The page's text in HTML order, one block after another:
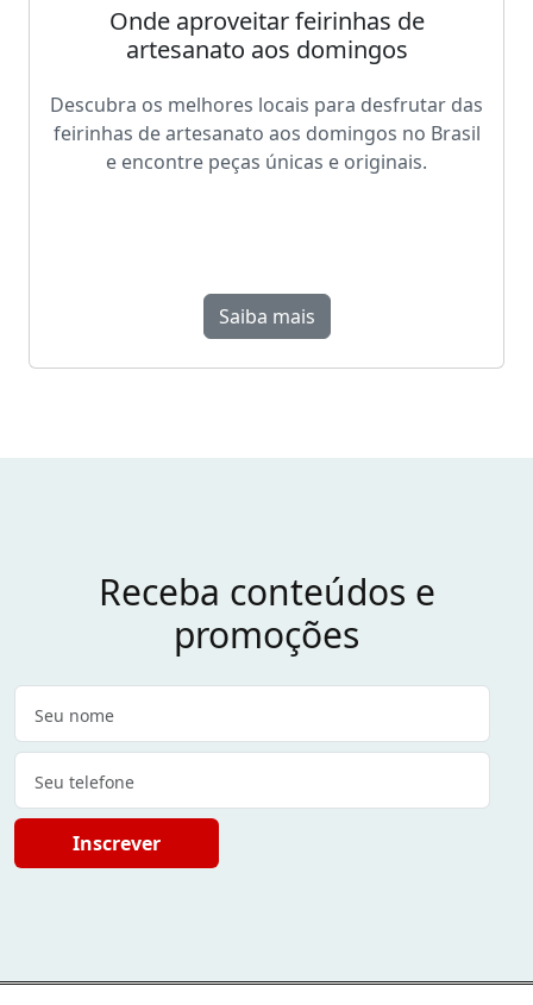
Onde aproveitar feirinhas de
artesanato aos domingos
Descubra os melhores locais para desfrutar das
feirinhas de artesanato aos domingos no Brasil
e encontre peças únicas e originais.
Saiba mais
Receba conteúdos e
promoções
Inscrever